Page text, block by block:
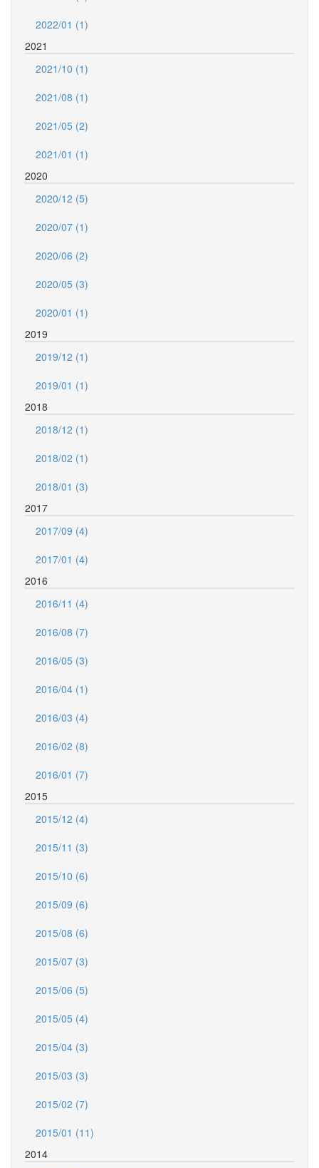
2022/01 (1)
2021
2021/10 (1)
2021/08 (1)
2021/05 (2)
2021/01 (1)
2020
2020/12 (5)
2020/07 (1)
2020/06 (2)
2020/05 (3)
2020/01 (1)
2019
2019/12 (1)
2019/01 (1)
2018
2018/12 (1)
2018/02 (1)
2018/01 (3)
2017
2017/09 (4)
2017/01 (4)
2016
2016/11 (4)
2016/08 (7)
2016/05 (3)
2016/04 (1)
2016/03 (4)
2016/02 (8)
2016/01 (7)
2015
2015/12 (4)
2015/11 (3)
2015/10 (6)
2015/09 (6)
2015/08 (6)
2015/07 (3)
2015/06 (5)
2015/05 (4)
2015/04 (3)
2015/03 (3)
2015/02 (7)
2015/01 (11)
2014